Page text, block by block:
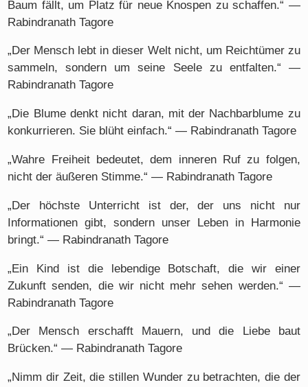
Baum fällt, um Platz für neue Knospen zu schaffen.“ —
Rabindranath Tagore
„Der Mensch lebt in dieser Welt nicht, um Reichtümer zu
sammeln, sondern um seine Seele zu entfalten.“ —
Rabindranath Tagore
„Die Blume denkt nicht daran, mit der Nachbarblume zu
konkurrieren. Sie blüht einfach.“ — Rabindranath Tagore
„Wahre Freiheit bedeutet, dem inneren Ruf zu folgen,
nicht der äußeren Stimme.“ — Rabindranath Tagore
„Der höchste Unterricht ist der, der uns nicht nur
Informationen gibt, sondern unser Leben in Harmonie
bringt.“ — Rabindranath Tagore
„Ein Kind ist die lebendige Botschaft, die wir einer
Zukunft senden, die wir nicht mehr sehen werden.“ —
Rabindranath Tagore
„Der Mensch erschafft Mauern, und die Liebe baut
Brücken.“ — Rabindranath Tagore
„Nimm dir Zeit, die stillen Wunder zu betrachten, die der